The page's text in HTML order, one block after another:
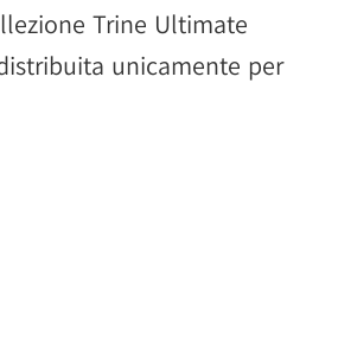
Trine Ultimate
unicamente per